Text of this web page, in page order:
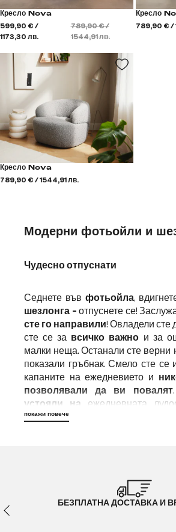
Кресло Nova
599,90 € /
1173,30 лв.
789,90 € /
1544,91 лв.
Кресло
789,90 € /
Кресло Nova
789,90 € / 1544,91 лв.
Модерни фотьойли и
Чудесно отпуснати
Седнете във фотьойла,
шезлонга - отпуснете се!
сте го направили! Овладели сте
сте се за всичко важно и за
малки неща. Останали сте верни
показали гръбнак. Смело сте се
капаните на ежедневието и
позволявали да ви повалят.
устояли на ежедневната
успели. Най-накрая сте
релаксиращи, удобни за
Виждали сте ги в първокласни
покажи повече
БЕЗПЛАТНА ДОСТАВКА И